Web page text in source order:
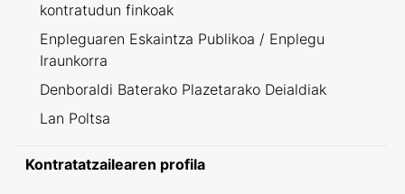
kontratudun finkoak
Enpleguaren Eskaintza Publikoa / Enplegu
Iraunkorra
Denboraldi Baterako Plazetarako Deialdiak
Lan Poltsa
Kontratatzailearen profila